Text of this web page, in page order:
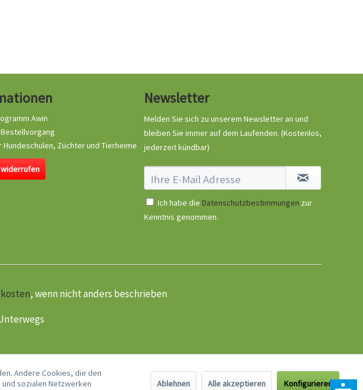
Awin
Hundeschulen, Züchter und Tierheime
Newsletter
Melden Sie sich zu unserem Newsletter an und
bleiben Sie immer auf dem Laufenden. (Kostenlos,
jederzeit kündbar)
Ich habe die Datenschutzbestimmungen zur
Kenntnis genommen.
, wenn nicht anders beschrieben
Andere Cookies, die den
sozialen Netzwerken
Ablehnen Alle akzeptieren Konfigurieren